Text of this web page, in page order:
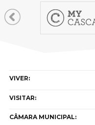
VIVER:
VISITAR:
CÂMARA MUNICIPAL: